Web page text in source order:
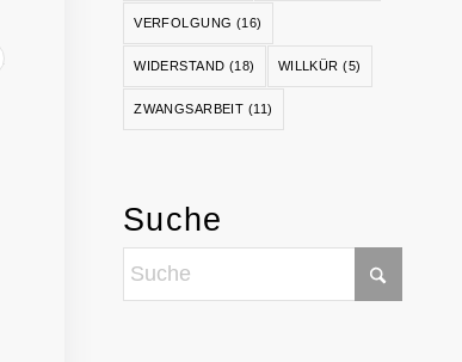
VERFOLGUNG (16)
WIDERSTAND (18) WILLKÜR (5)
ZWANGSARBEIT (11)
Suche